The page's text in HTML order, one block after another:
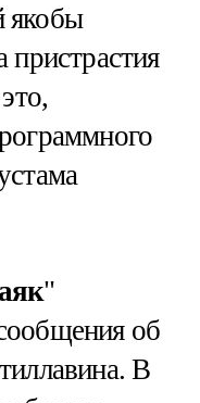
якобы
пристрастия
"
об
В